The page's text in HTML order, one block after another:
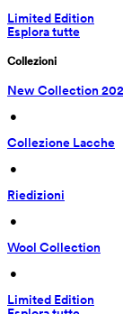
Limited Edition
Esplora tutte
Collezioni
New Collection
•
Collezione Lacche
•
Riedizioni
•
Wool Collection
•
Limited Edition